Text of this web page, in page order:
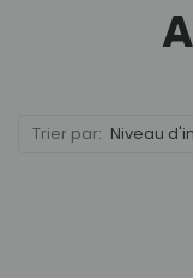
Trier par: